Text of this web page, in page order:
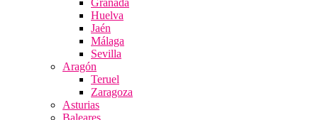
Granada
Huelva
Jaén
Málaga
Sevilla
Aragón
Teruel
Zaragoza
Asturias
Baleares